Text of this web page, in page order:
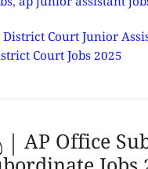
, ap junior assistant
Court Junior
Court Jobs 2025
AP Office